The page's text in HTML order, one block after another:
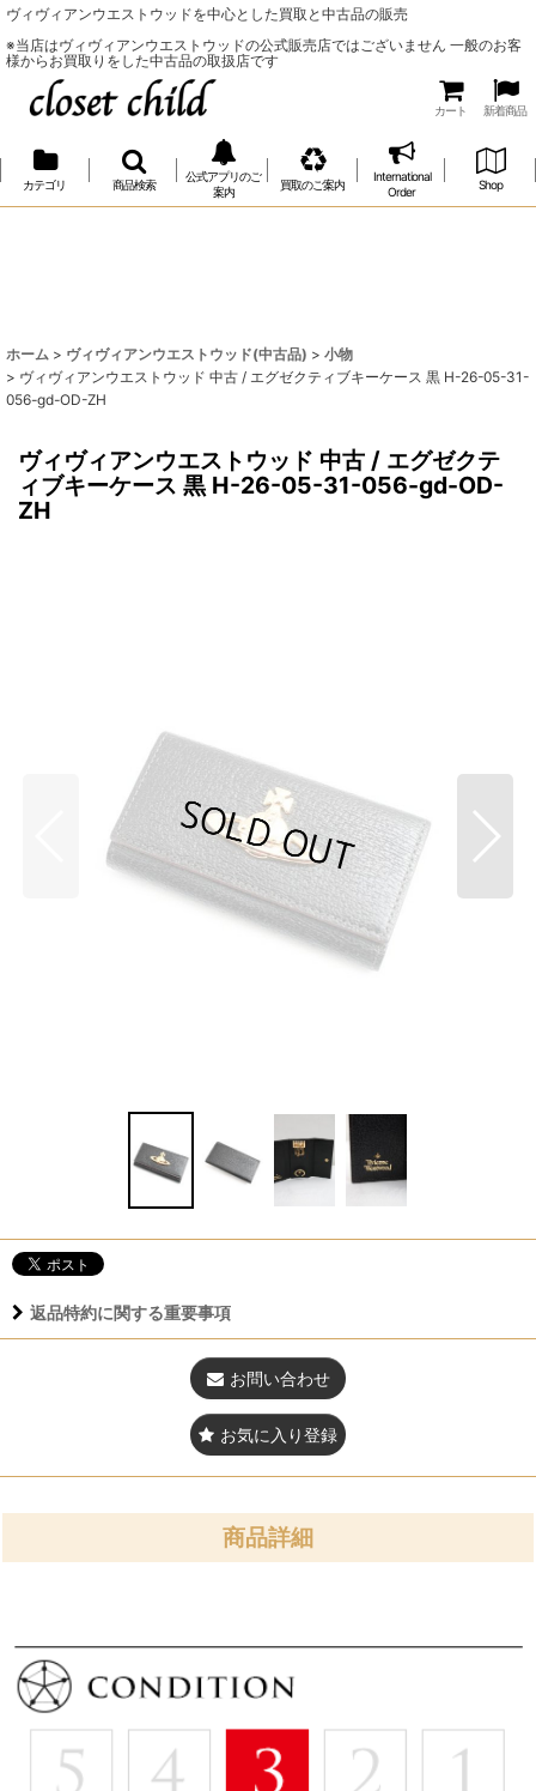
ヴィヴィアンウエストウッドを中心とした買取と中古品の販売
※当店はヴィヴィアンウエストウッドの公式販売店ではございません 一般のお客
様からお買取りをした中古品の取扱店です
カート 新着商品
カテゴリ 商品検索
公式アプリのご
案内
買取のご案内
International
Order
Shop
ホーム > ヴィヴィアンウエストウッド(中古品) > 小物
> ヴィヴィアンウエストウッド 中古 / エグゼクティブキーケース 黒 H-26-05-31-
056-gd-OD-ZH
ヴィヴィアンウエストウッド 中古 / エグゼクテ
ィブキーケース 黒 H-26-05-31-056-gd-OD-
ZH
返品特約に関する重要事項
お問い合わせ
お気に入り登録
商品詳細